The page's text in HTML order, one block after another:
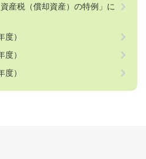
産税（償却資産）の特例」に
）
）
）